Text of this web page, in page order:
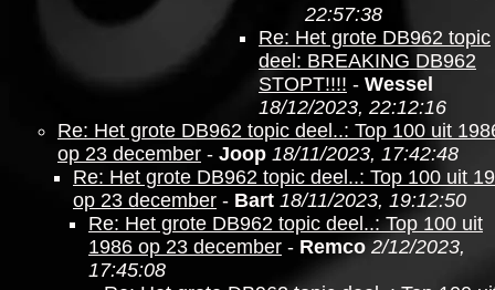
22:57:38
Re: Het grote DB962 topic
deel: BREAKING DB962
STOPT!!!! - Wessel
18/12/2023, 22:12:16
Re: Het grote DB962 topic deel..: Top 100 uit
op 23 december - Joop 18/11/2023, 17:42:48
Re: Het grote DB962 topic deel..: Top 100 uit
op 23 december - Bart 18/11/2023, 19:12:50
Re: Het grote DB962 topic deel..: Top 100 uit
1986 op 23 december - Remco 2/12/2023,
17:45:08